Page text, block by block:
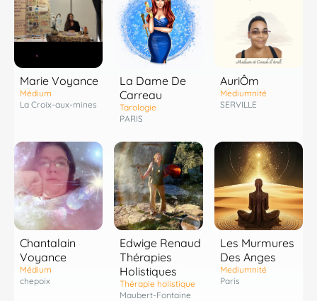
Marie Voyance
Médium
La Croix-aux-mines
La Dame De
Carreau
Tarologie
PARIS
AuriÔm
Mediumnité
SERVILLE
Chantalain
Voyance
Médium
chepoix
Edwige Renaud
Thérapies
Holistiques
Thérapie holistique
Maubert-Fontaine
Les Murmures
Des Anges
Mediumnité
Paris